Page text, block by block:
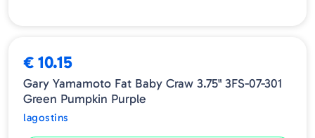
€ 10.15
Gary Yamamoto Fat Baby Craw 3.75" 3FS-07-301
Green Pumpkin Purple
lagostins